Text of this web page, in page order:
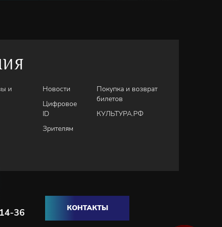
и
Новости
Цифровое
ID
Зрителям
Покупка и возврат
билетов
КУЛЬТУРА.РФ
36 КОНТАКТЫ